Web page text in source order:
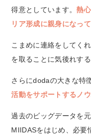
得意としています。熱
リア形成に親身になっ
こまめに連絡をしてく
を取ることに気後れす
さらにdodaの大きな特
活動をサポートするノ
過去のビッグデータを
MIIDASをはじめ、必要